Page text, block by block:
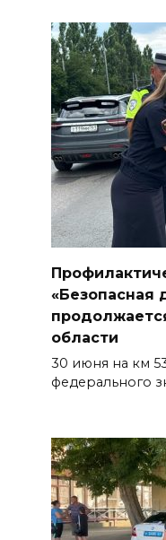
«Безопасная
области
30 июня на км
федерального